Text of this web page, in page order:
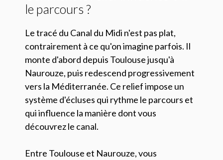
le parcours ?
Le tracé du Canal du Midi n'est pas plat,
contrairement à ce qu'on imagine parfois. Il
monte d'abord depuis Toulouse jusqu'à
Naurouze, puis redescend progressivement
vers la Méditerranée. Ce relief impose un
système d'écluses qui rythme le parcours et
qui influence la manière dont vous
découvrez le canal.
Entre Toulouse et Naurouze, vous